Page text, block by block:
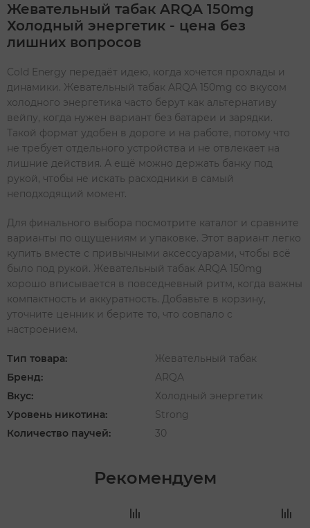
Жевательный табак ARQA 150mg
Холодный энергетик - цена без
лишних вопросов
Cold Energy передаёт идею, когда хочется прохлады и
динамики. Жевательный табак ARQA 150mg со вкусом
холодного энергетика часто берут как альтернативу
вейпу, когда нужен вариант без батареи и зарядки.
Такой формат удобен в дороге и на работе, потому что
не требует отдельного устройства и не отвлекает на
лишние действия. А ещё можно держать банку под
рукой, чтобы не искать расходники в самый
неподходящий момент.
Для финального выбора посмотрите каталог и сравните
варианты по ощущениям и упаковке. Этот вариант легко
купить вместе с привычными аксессуарами, чтобы всё
было под рукой. Жевательный табак ARQA 150mg
хорошо вписывается в повседневный ритм, когда важны
компактность и аккуратность. Добавьте в корзину,
уточните ценник и берите то, что совпало с
настроением.
Тип товара:
Жевательный табак
Бренд:
ARQA
Вкус:
Холодный энергетик
Уровень никотина:
Strong
Количество паучей:
30
Рекомендуем